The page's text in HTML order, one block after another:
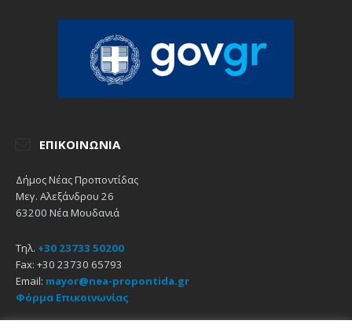
ΕΠΙΚΟΙΝΩΝΊΑ
Δήμος Νέας Προποντίδας
Μεγ. Αλεξάνδρου 26
63200 Νέα Μουδανιά
Τηλ. +30 23733 50200
Fax: +30 23730 65793
Email: mayor@nea-propontida.gr
Φόρμα Επικοινωνίας